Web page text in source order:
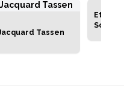
Tassen